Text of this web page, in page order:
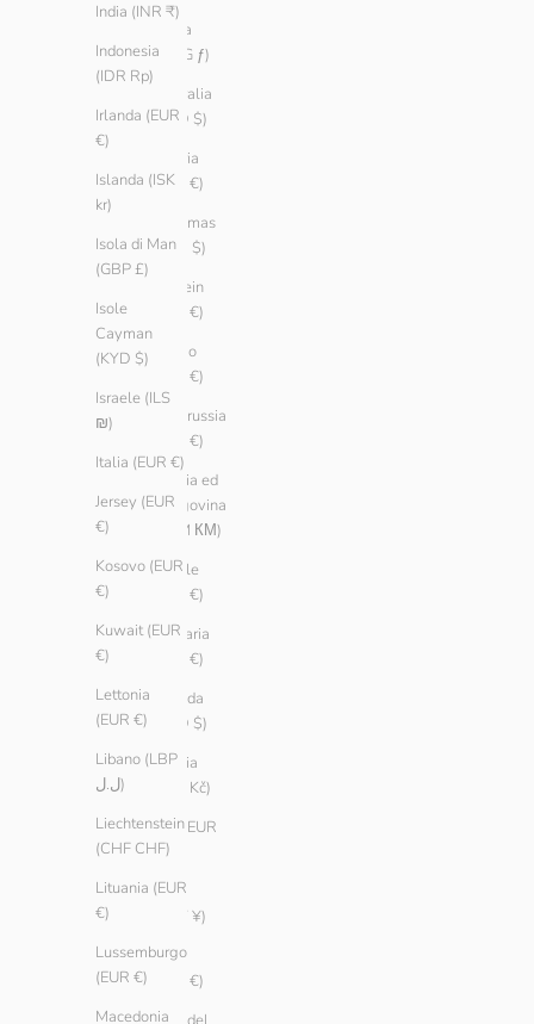
India (INR ₹)
Indonesia
(IDR Rp)
Irlanda (EUR
€)
Islanda (ISK
kr)
Isola di Man
(GBP £)
Isole
Cayman
(KYD $)
Israele (ILS
₪)
Italia (EUR €)
Jersey (EUR
€)
Kosovo (EUR
€)
Kuwait (EUR
€)
Lettonia
(EUR €)
Libano (LBP
ل.ل)
Liechtenstein
(CHF CHF)
Lituania (EUR
€)
Lussemburgo
(EUR €)
Macedonia
Aruba
(AWG ƒ)
Australia
(AUD $)
Austria
(EUR €)
Bahamas
(BSD $)
Bahrein
(EUR €)
Belgio
(EUR €)
Bielorussia
(EUR €)
Bosnia ed
Erzegovina
(BAM КМ)
Brasile
(EUR €)
Bulgaria
(EUR €)
Canada
(CAD $)
Cechia
(CZK Kč)
Cile (EUR
€)
Cina
(CNY ¥)
Cipro
(EUR €)